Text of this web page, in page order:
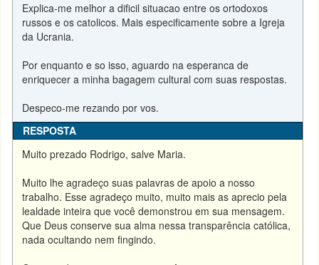
Explica-me melhor a dificil situacao entre os ortodoxos
russos e os catolicos. Mais especificamente sobre a Igreja
da Ucrania.
Por enquanto e so isso, aguardo na esperanca de
enriquecer a minha bagagem cultural com suas respostas.
Despeco-me rezando por vos.
RESPOSTA
Muito prezado Rodrigo, salve Maria.
Muito lhe agradeço suas palavras de apoio a nosso
trabalho. Esse agradeço muito, muito mais as aprecio pela
lealdade inteira que você demonstrou em sua mensagem.
Que Deus conserve sua alma nessa transparência católica,
nada ocultando nem fingindo.